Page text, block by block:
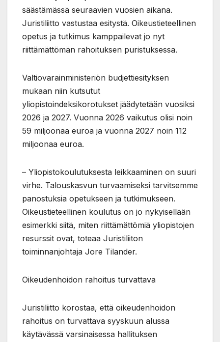
säästämässä seuraavien vuosien aikana.
Juristiliitto vastustaa esitystä. Oikeustieteellinen
opetus ja tutkimus kamppailevat jo nyt
riittämättömän rahoituksen puristuksessa.
Valtiovarainministeriön budjettiesityksen
mukaan niin kutsutut
yliopistoindeksikorotukset jäädytetään vuosiksi
2026 ja 2027. Vuonna 2026 vaikutus olisi noin
59 miljoonaa euroa ja vuonna 2027 noin 112
miljoonaa euroa.
– Yliopistokoulutuksesta leikkaaminen on suuri
virhe. Talouskasvun turvaamiseksi tarvitsemme
panostuksia opetukseen ja tutkimukseen.
Oikeustieteellinen koulutus on jo nykyisellään
esimerkki siitä, miten riittämättömiä yliopistojen
resurssit ovat, toteaa Juristiliiton
toiminnanjohtaja Jore Tilander.
Oikeudenhoidon rahoitus turvattava
Juristiliitto korostaa, että oikeudenhoidon
rahoitus on turvattava syyskuun alussa
käytävässä varsinaisessa hallituksen